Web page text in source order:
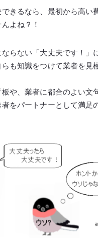
きるなら、最初から高い
よね？！
らない「大丈夫です！」
も知識をつけて業者を見
や、業者に都合のよい文
をパートナーとして満足